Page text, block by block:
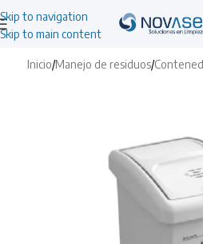
Skip to navigation
Skip to main content
Inicio/Manejo de residuos/